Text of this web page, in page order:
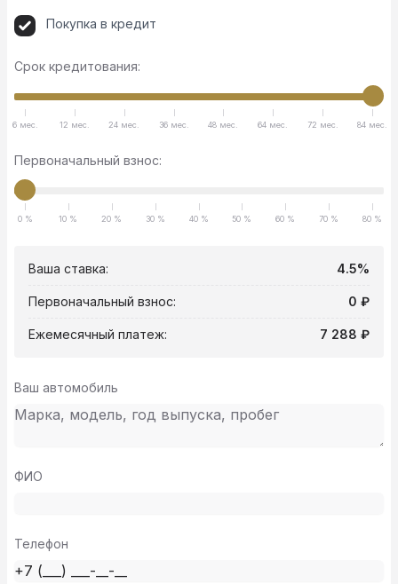
Покупка в кредит
Срок кредитования:
6 мес. 12 мес. 24 мес. 36 мес. 48 мес. 64 мес. 72 мес. 84 мес.
Первоначальный взнос:
0 % 10 % 20 % 30 % 40 % 50 % 60 % 70 % 80 %
Ваша ставка: 4.5%
Первоначальный взнос: 0 ₽
Ежемесячный платеж: 7 288 ₽
Ваш автомобиль
ФИО
Телефон